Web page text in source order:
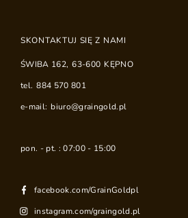
SKONTAKTUJ SIĘ Z NAMI
ŚWIBA 162, 63-600 KĘPNO
tel. 884 570 801
e-mail: biuro@graingold.pl
pon. - pt. : 07:00 - 15:00
facebook.com/GrainGoldpl
instagram.com/graingold.pl